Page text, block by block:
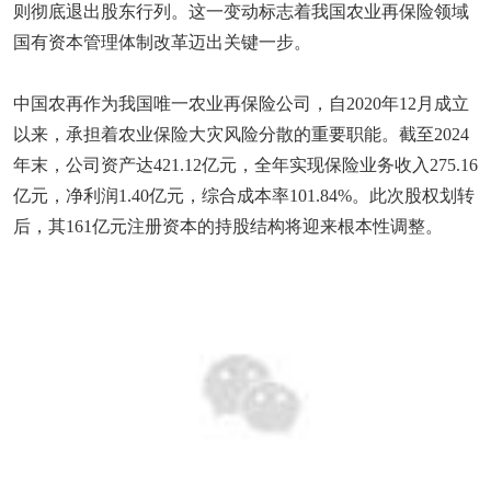
则彻底退出股东行列。这一变动标志着我国农业再保险领域
国有资本管理体制改革迈出关键一步。
中国农再作为我国唯一农业再保险公司，自2020年12月成立
以来，承担着农业保险大灾风险分散的重要职能。截至2024
年末，公司资产达421.12亿元，全年实现保险业务收入275.16
亿元，净利润1.40亿元，综合成本率101.84%。此次股权划转
后，其161亿元注册资本的持股结构将迎来根本性调整。